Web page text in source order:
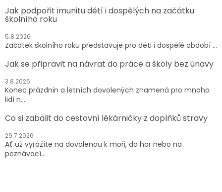
Jak podpořit imunitu dětí i dospělých na začátku
školního roku
5.8.2026
Začátek školního roku představuje pro děti i dospělé období ...
Jak se připravit na návrat do práce a školy bez únavy
3.8.2026
Konec prázdnin a letních dovolených znamená pro mnoho
lidí n...
Co si zabalit do cestovní lékárničky z doplňků stravy
29.7.2026
Ať už vyrážíte na dovolenou k moři, do hor nebo na
poznávací...